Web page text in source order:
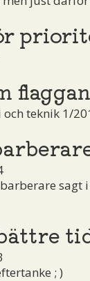
flaggan
teknik 1/
sagt
; )